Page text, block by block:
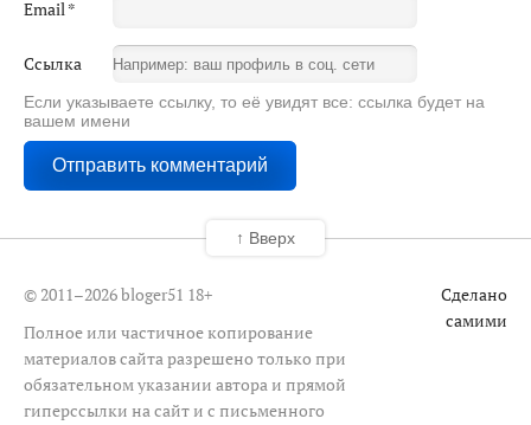
Email*
Ссылка
Если указываете ссылку, то её увидят все: ссылка будет на
вашем имени
© 2011–2026 bloger51 18+
Полное или частичное копирование
материалов сайта разрешено только при
обязательном указании автора и прямой
гиперссылки на сайт и с письменного
Сделано
самими
↑ Вверх